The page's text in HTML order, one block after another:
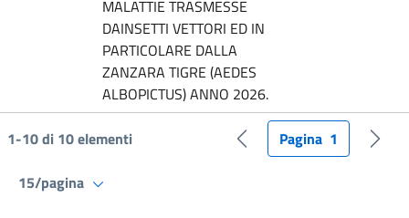
MALATTIE TRASMESSE
DAINSETTI VETTORI ED IN
PARTICOLARE DALLA
ZANZARA TIGRE (AEDES
ALBOPICTUS) ANNO 2026.
1-10 di 10 elementi Pagina precedente
Pagina 1
15/pagina